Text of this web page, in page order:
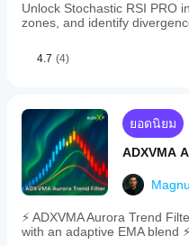
Unlock Stochastic RSI PRO
zones, and identify
4.7 (4)
ยอดนิยม
⚡ ADXVMA Aurora Trend
with an adaptive EMA blend ⚡